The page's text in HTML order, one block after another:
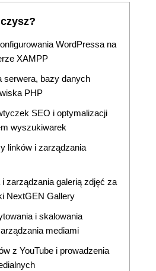
WordPressa na
XAMPP
serwera, bazy danych
PHP
SEO i optymalizacji
wyszukiwarek
linków i zarządzania
i zarządzania galerią zdjęć za
NextGEN Gallery
i skalowania
mediami
z YouTube i prowadzenia